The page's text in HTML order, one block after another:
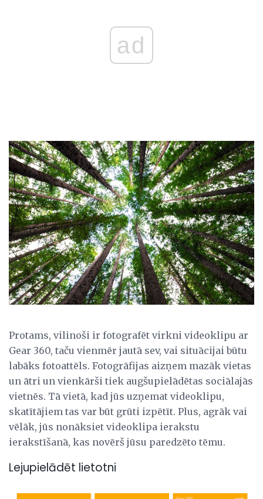
ad
Protams, vilinoši ir fotografēt virkni videoklipu ar
Gear 360, taču vienmēr jautā sev, vai situācijai būtu
labāks fotoattēls. Fotogrāfijas aizņem mazāk vietas
un ātri un vienkārši tiek augšupielādētas sociālajās
vietnēs. Tā vietā, kad jūs uzņemat videoklipu,
skatītājiem tas var būt grūti izpētīt. Plus, agrāk vai
vēlāk, jūs nonāksiet videoklipa ierakstu
ierakstīšanā, kas novērš jūsu paredzēto tēmu.
Lejupielādēt lietotni